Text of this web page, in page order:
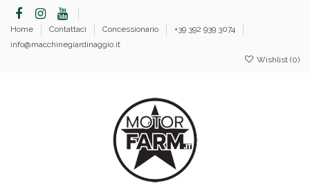
Home Contattaci Concessionario
+39 392 939 3074
info@macchinegiardinaggio.it
Wishlist (0)